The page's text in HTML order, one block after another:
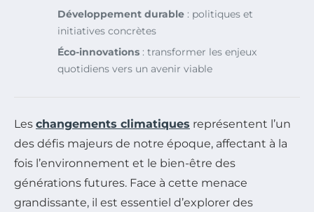
Développement durable : politiques et
initiatives concrètes
Éco-innovations : transformer les enjeux
quotidiens vers un avenir viable
Les changements climatiques représentent l’un
des défis majeurs de notre époque, affectant à la
fois l’environnement et le bien-être des
générations futures. Face à cette menace
grandissante, il est essentiel d’explorer des